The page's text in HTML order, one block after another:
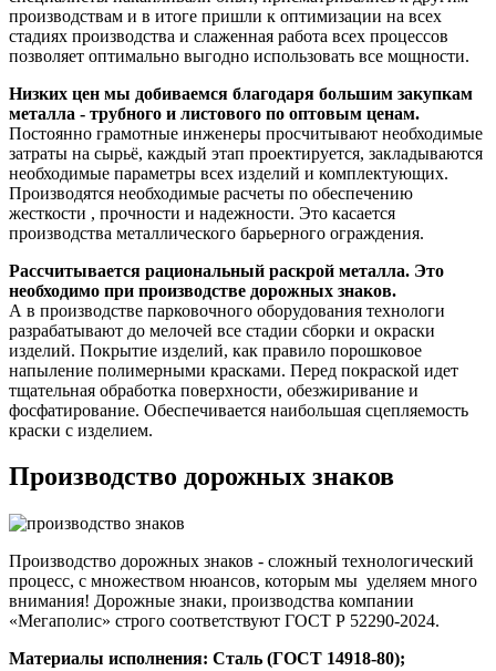
производствам и в итоге пришли к оптимизации на всех
стадиях производства и слаженная работа всех процессов
позволяет оптимально выгодно использовать все мощности.
Низких цен мы добиваемся благодаря большим закупкам
металла - трубного и листового по оптовым ценам.
Постоянно грамотные инженеры просчитывают необходимые
затраты на сырьё, каждый этап проектируется, закладываются
необходимые параметры всех изделий и комплектующих.
Производятся необходимые расчеты по обеспечению
жесткости , прочности и надежности. Это касается
производства металлического барьерного ограждения.
Рассчитывается рациональный раскрой металла. Это
необходимо при производстве дорожных знаков.
А в производстве парковочного оборудования технологи
разрабатывают до мелочей все стадии сборки и окраски
изделий. Покрытие изделий, как правило порошковое
напыление полимерными красками. Перед покраской идет
тщательная обработка поверхности, обезжиривание и
фосфатирование. Обеспечивается наибольшая сцепляемость
краски с изделием.
Производство дорожных знаков
Производство дорожных знаков - сложный технологический
процесс, с множеством нюансов, которым мы уделяем много
внимания! Дорожные знаки, производства компании
«Мегаполис» строго соответствуют ГОСТ Р 52290-2024.
Материалы исполнения: Сталь (ГОСТ 14918-80);